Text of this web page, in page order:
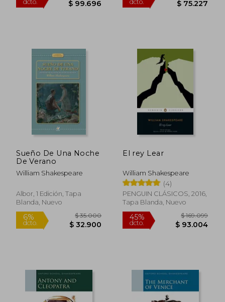
45%
dcto.
$ 139.228 45%
dcto.
Sueño De Una Noche
De Verano
William Shakespeare
Albor, 1 Edición, Tapa
Blanda, Nuevo
El rey Lear
William Shakespeare
(4)
PENGUIN CLÁSICOS, 2016,
Tapa Blanda, Nuevo